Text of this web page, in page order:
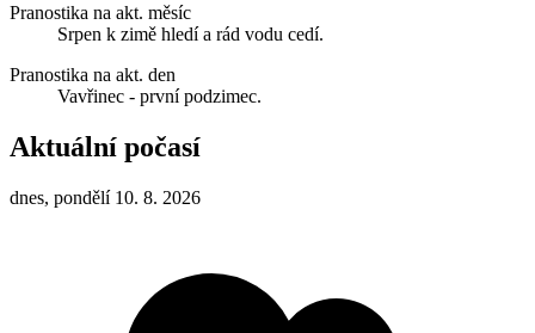
Pranostika na akt. měsíc
Srpen k zimě hledí a rád vodu cedí.
Pranostika na akt. den
Vavřinec - první podzimec.
Aktuální počasí
dnes, pondělí 10. 8. 2026